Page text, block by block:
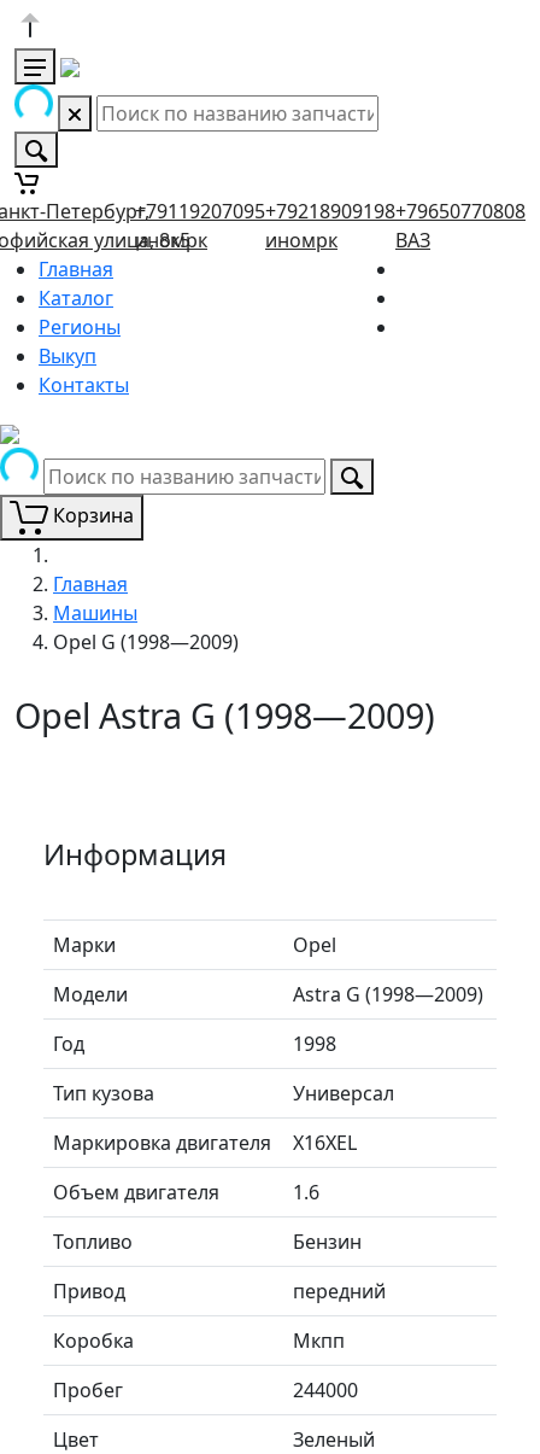
Петербург,
улица, 8к5
+79119207095
иномрк
+79218909198
иномрк
+79650770808
ВАЗ
Главная
Каталог
Регионы
Выкуп
Контакты
Корзина
Главная
Машины
Opel G (1998—2009)
Opel Astra G (1998—2009)
Информация
Марки
Opel
Модели
Astra G (1998—2009)
Год
1998
Тип кузова
Универсал
Маркировка двигателя
X16XEL
Объем двигателя
1.6
Топливо
Бензин
Привод
передний
Коробка
Мкпп
Пробег
244000
Цвет
Зеленый